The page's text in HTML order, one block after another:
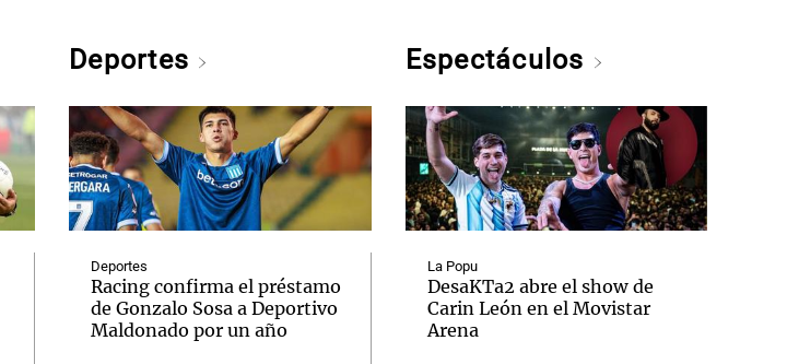
Deportes
Deportes
Racing confirma el préstamo
de Gonzalo Sosa a Deportivo
Maldonado por un año
Espectáculos
La Popu
DesaKTa2 abre el show de
Carin León en el Movistar
Arena